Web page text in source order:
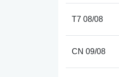
T7 08/08
CN 09/08